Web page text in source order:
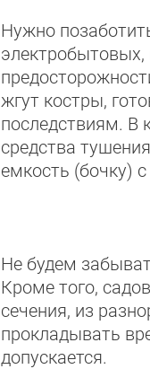
Нужно
жгут костры,
последствиям. В
средства
емкость (бочку)
Не будем
Кроме того,
сечения, из
прокладывать
допускается.